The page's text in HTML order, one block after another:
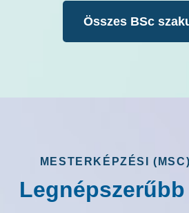
Összes BSc
MESTERKÉPZÉSI